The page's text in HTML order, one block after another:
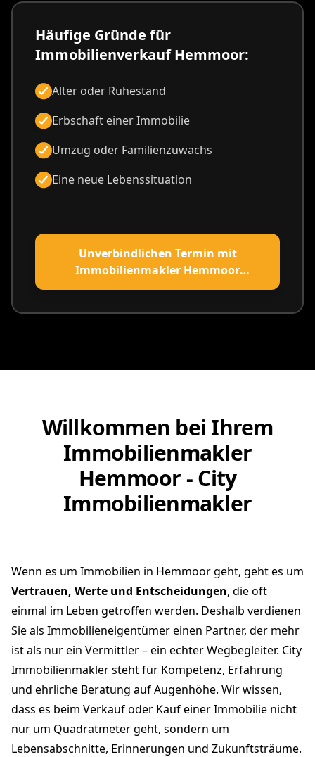
Häufige Gründe für
Immobilienverkauf Hemmoor:
Alter oder Ruhestand
Erbschaft einer Immobilie
Umzug oder Familienzuwachs
Eine neue Lebenssituation
Unverbindlichen Termin mit
Immobilienmakler Hemmoor
vereinbaren
Willkommen bei Ihrem
Immobilienmakler
Hemmoor - City
Immobilienmakler
Wenn es um Immobilien in Hemmoor geht, geht es um
Vertrauen, Werte und Entscheidungen, die oft
einmal im Leben getroffen werden. Deshalb verdienen
Sie als Immobilieneigentümer einen Partner, der mehr
ist als nur ein Vermittler – ein echter Wegbegleiter. City
Immobilienmakler steht für Kompetenz, Erfahrung
und ehrliche Beratung auf Augenhöhe. Wir wissen,
dass es beim Verkauf oder Kauf einer Immobilie nicht
nur um Quadratmeter geht, sondern um
Lebensabschnitte, Erinnerungen und Zukunftsträume.